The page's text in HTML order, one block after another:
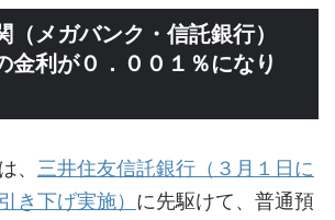
（メガバンク・信託銀行）
金利が０．００１％になり
、 三井住友信託銀行（３月１日に
き下げ実施） に先駆けて、普通預